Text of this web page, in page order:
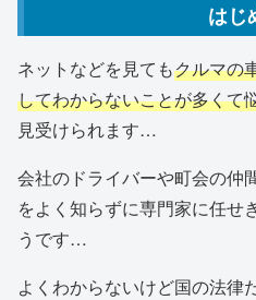
はじ
ネットなどを見てもクルマの
してわからないことが多くて
見受けられます…
会社のドライバーや町会の仲
をよく知らずに専門家に任せ
うです…
よくわからないけど国の法律